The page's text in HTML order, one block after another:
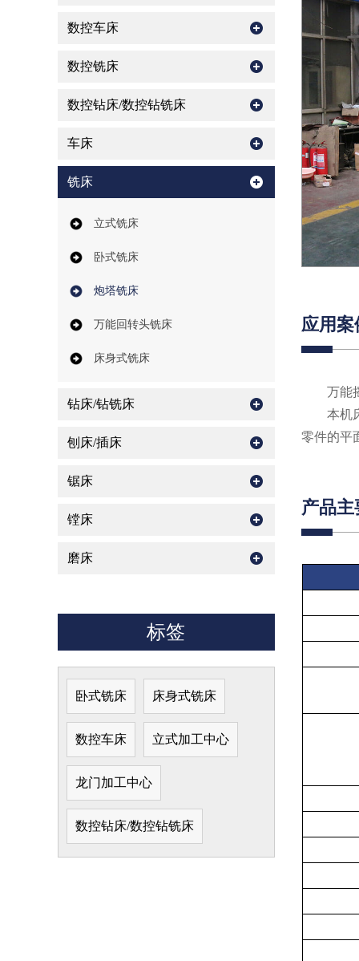
应用案
万能
本机
零件的平
产品
数控车床
数控铣床
数控钻床/数控钻铣床
车床
铣床
立式铣床
卧式铣床
炮塔铣床
万能回转头铣床
床身式铣床
钻床/钻铣床
刨床/插床
锯床
镗床
磨床
标签
卧式铣床 床身式铣床
数控车床 立式加工中心
龙门加工中心
数控钻床/数控钻铣床